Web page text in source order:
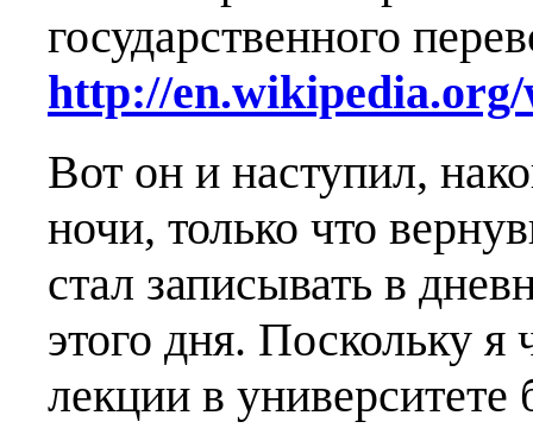
государственного
http://
Вот он и наступил,
ночи, только что
стал записывать в
этого дня. Поскольку я
лекции в